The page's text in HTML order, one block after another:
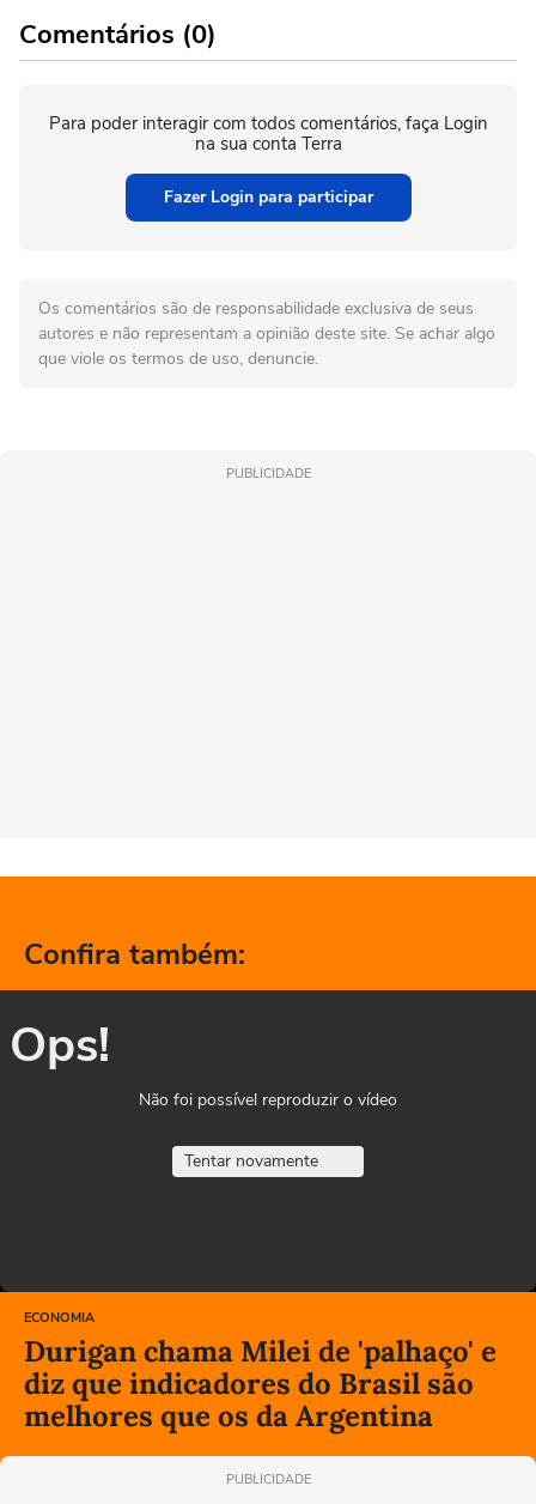
Comentários (0)
Para poder interagir com todos comentários, faça Login
na sua conta Terra
Fazer Login para participar
Os comentários são de responsabilidade exclusiva de seus
autores e não representam a opinião deste site. Se achar algo
que viole os termos de uso, denuncie.
PUBLICIDADE
Confira também:
Ops!
Não foi possível reproduzir o vídeo
Tentar novamente
ECONOMIA
Durigan chama Milei de 'palhaço' e
diz que indicadores do Brasil são
melhores que os da Argentina
PUBLICIDADE